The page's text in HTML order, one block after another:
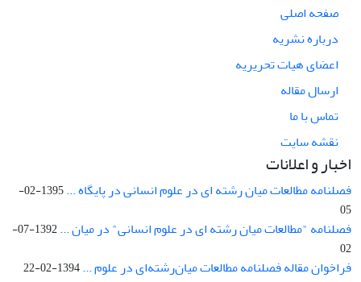
صفحه اصلی
درباره نشریه
اعضای هیات تحریریه
ارسال مقاله
تماس با ما
نقشه سایت
اخبار و اعلانات
فصلنامه مطالعات میان رشته ای در علوم انسانی در پایگاه ...
1395-02-
05
فصلنامه "مطالعات میان رشته ای در علوم انسانی" در میان ...
1392-07-
02
فراخوان مقاله فصلنامه مطالعات میان‌رشته‌ای در علوم ...1394-02-22